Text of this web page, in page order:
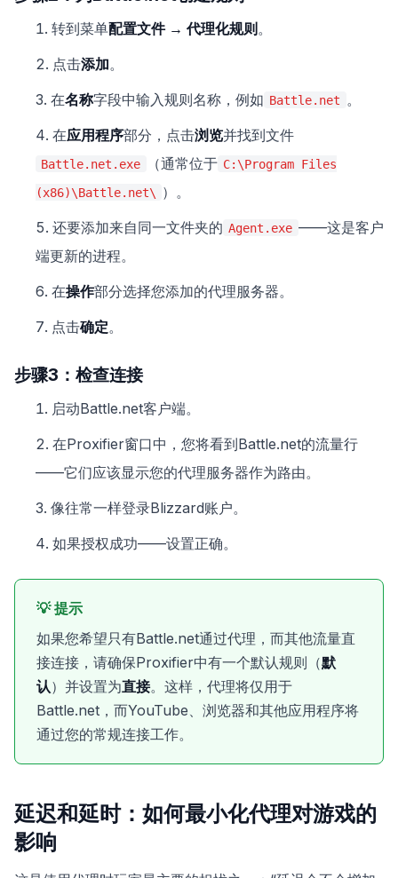
转到菜单配置文件 → 代理化规则。
点击添加。
在名称字段中输入规则名称，例如 Battle.net
。
在应用程序部分，点击浏览并找到文件
Battle.net.exe （通常位于 C:\Program Files
(x86)\Battle.net\
）。
还要添加来自同一文件夹的 Agent.exe ——这是客户
端更新的进程。
在操作部分选择您添加的代理服务器。
点击确定。
步骤3：检查连接
启动Battle.net客户端。
在Proxifier窗口中，您将看到Battle.net的流量行
——它们应该显示您的代理服务器作为路由。
像往常一样登录Blizzard账户。
如果授权成功——设置正确。
💡 提示
如果您希望只有Battle.net通过代理，而其他流量直
接连接，请确保Proxifier中有一个默认规则（默
认 ）并设置为直接。这样，代理将仅用于
Battle.net，而YouTube、浏览器和其他应用程序将
通过您的常规连接工作。
延迟和延时：如何最小化代理对游戏的
影响